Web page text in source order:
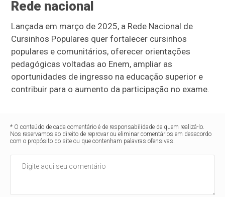
Rede nacional
Lançada em março de 2025, a Rede Nacional de
Cursinhos Populares quer fortalecer cursinhos
populares e comunitários, oferecer orientações
pedagógicas voltadas ao Enem, ampliar as
oportunidades de ingresso na educação superior e
contribuir para o aumento da participação no exame.
* O conteúdo de cada comentário é de responsabilidade de quem realizá-lo.
Nos reservamos ao direito de reprovar ou eliminar comentários em desacordo
com o propósito do site ou que contenham palavras ofensivas.